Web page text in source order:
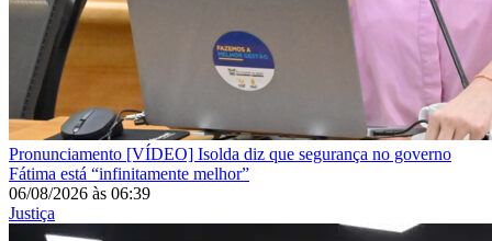
Pronunciamento [VÍDEO] Isolda diz que segurança no governo
Fátima está “infinitamente melhor”
06/08/2026 às 06:39
Justiça